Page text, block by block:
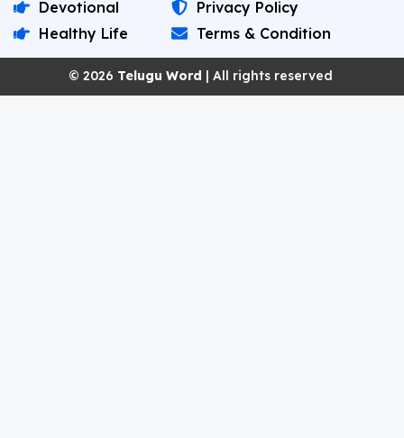
Devotional
Healthy Life
Privacy Policy
Terms & Condition
© 2026 Telugu Word | All rights reserved